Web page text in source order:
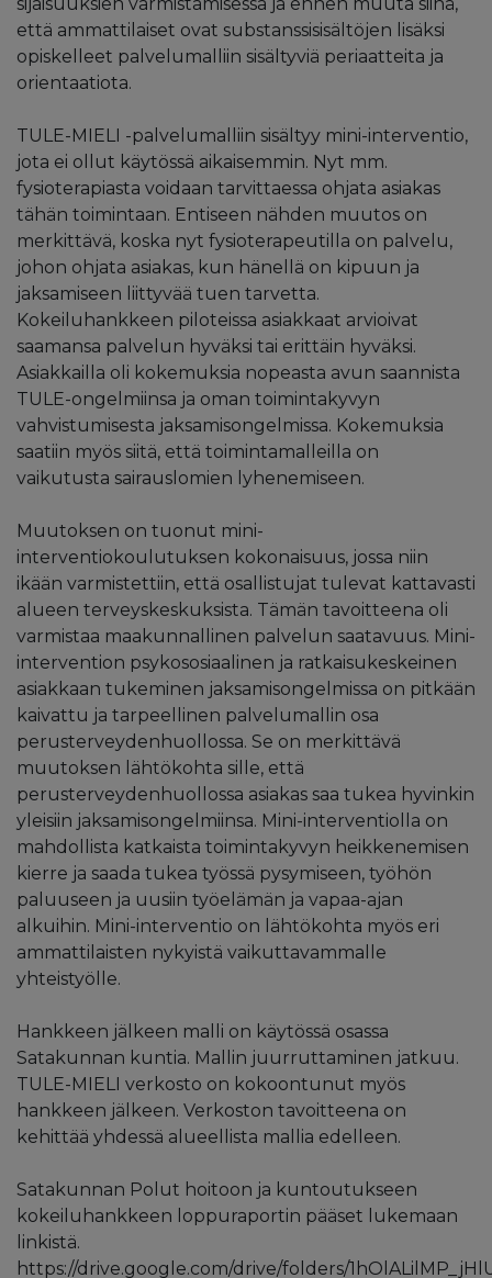
että ammattilaiset ovat substanssisisältöjen lisäksi
opiskelleet palvelumalliin sisältyviä periaatteita ja
orientaatiota.
TULE-MIELI -palvelumalliin sisältyy mini-interventio,
jota ei ollut käytössä aikaisemmin. Nyt mm.
fysioterapiasta voidaan tarvittaessa ohjata asiakas
tähän toimintaan. Entiseen nähden muutos on
merkittävä, koska nyt fysioterapeutilla on palvelu,
johon ohjata asiakas, kun hänellä on kipuun ja
jaksamiseen liittyvää tuen tarvetta.
Kokeiluhankkeen piloteissa asiakkaat arvioivat
saamansa palvelun hyväksi tai erittäin hyväksi.
Asiakkailla oli kokemuksia nopeasta avun saannista
TULE-ongelmiinsa ja oman toimintakyvyn
vahvistumisesta jaksamisongelmissa. Kokemuksia
saatiin myös siitä, että toimintamalleilla on
vaikutusta sairauslomien lyhenemiseen.
Muutoksen on tuonut mini-
interventiokoulutuksen kokonaisuus, jossa niin
ikään varmistettiin, että osallistujat tulevat kattavasti
alueen terveyskeskuksista. Tämän tavoitteena oli
varmistaa maakunnallinen palvelun saatavuus. Mini-
intervention psykososiaalinen ja ratkaisukeskeinen
asiakkaan tukeminen jaksamisongelmissa on pitkään
kaivattu ja tarpeellinen palvelumallin osa
perusterveydenhuollossa. Se on merkittävä
muutoksen lähtökohta sille, että
perusterveydenhuollossa asiakas saa tukea hyvinkin
yleisiin jaksamisongelmiinsa. Mini-interventiolla on
mahdollista katkaista toimintakyvyn heikkenemisen
kierre ja saada tukea työssä pysymiseen, työhön
paluuseen ja uusiin työelämän ja vapaa-ajan
alkuihin. Mini-interventio on lähtökohta myös eri
ammattilaisten nykyistä vaikuttavammalle
yhteistyölle.
Hankkeen jälkeen malli on käytössä osassa
Satakunnan kuntia. Mallin juurruttaminen jatkuu.
TULE-MIELI verkosto on kokoontunut myös
hankkeen jälkeen. Verkoston tavoitteena on
kehittää yhdessä alueellista mallia edelleen.
Satakunnan Polut hoitoon ja kuntoutukseen
kokeiluhankkeen loppuraportin pääset lukemaan
linkistä.
https://drive.google.com/drive/folders/